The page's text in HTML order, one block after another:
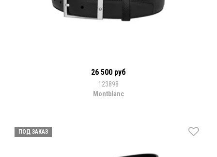
26 500 руб
123898
Montblanc
ПОД ЗАКАЗ